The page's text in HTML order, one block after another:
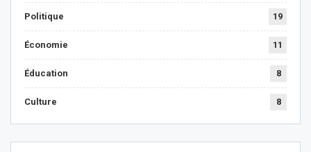
Politique 19
Économie 11
Éducation 8
Culture 8